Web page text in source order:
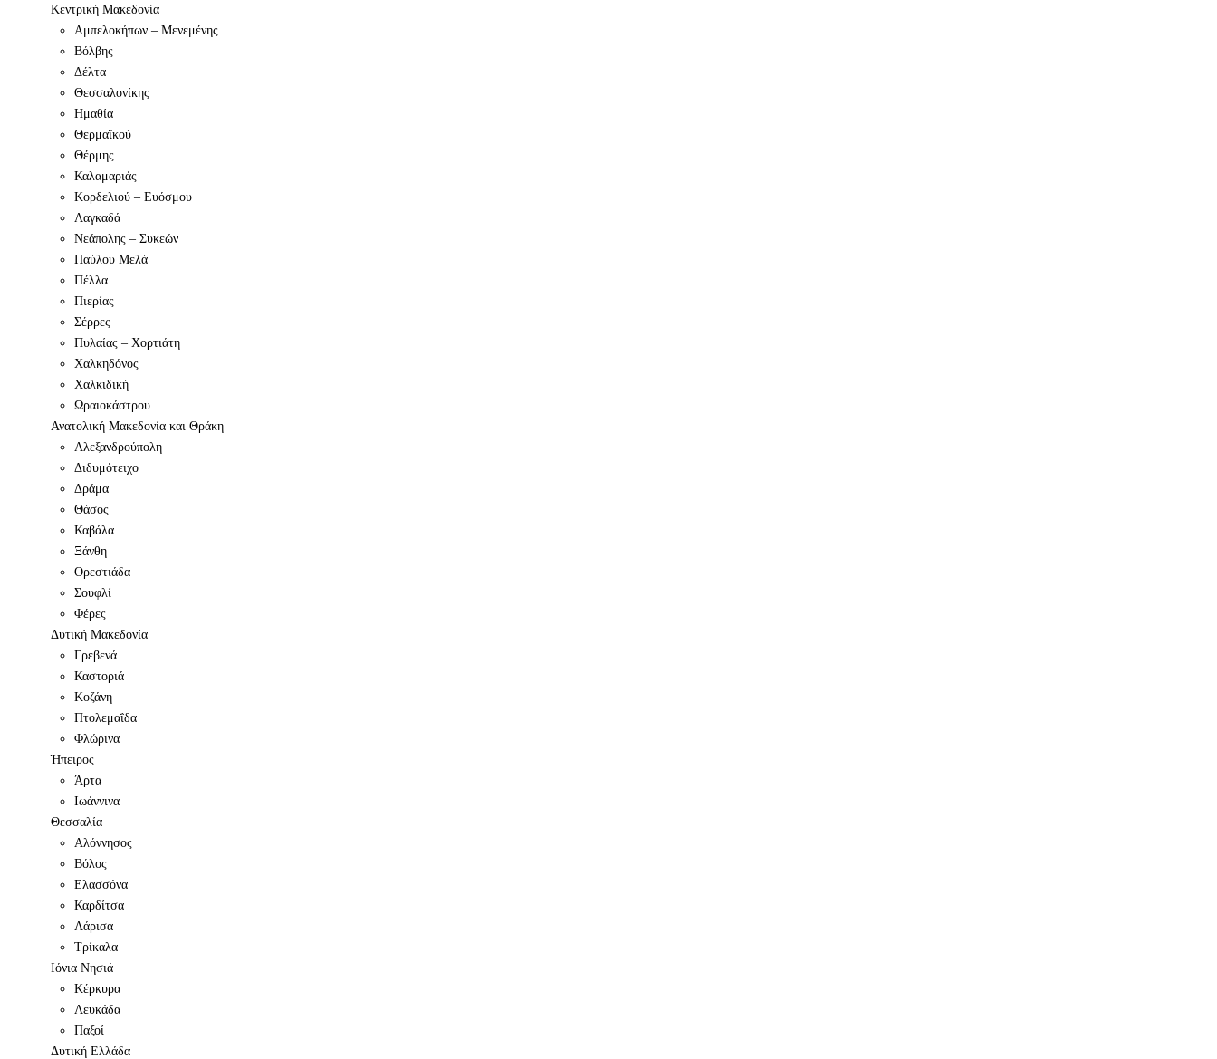
Κεντρική Μακεδονία
Αμπελοκήπων – Μενεμένης
Βόλβης
Δέλτα
Θεσσαλονίκης
Ημαθία
Θερμαϊκού
Θέρμης
Καλαμαριάς
Κορδελιού – Ευόσμου
Λαγκαδά
Νεάπολης – Συκεών
Παύλου Μελά
Πέλλα
Πιερίας
Σέρρες
Πυλαίας – Χορτιάτη
Χαλκηδόνος
Χαλκιδική
Ωραιοκάστρου
Ανατολική Μακεδονία και Θράκη
Αλεξανδρούπολη
Διδυμότειχο
Δράμα
Θάσος
Καβάλα
Ξάνθη
Ορεστιάδα
Σουφλί
Φέρες
Δυτική Μακεδονία
Γρεβενά
Καστοριά
Κοζάνη
Πτολεμαΐδα
Φλώρινα
Ήπειρος
Άρτα
Ιωάννινα
Θεσσαλία
Αλόννησος
Βόλος
Ελασσόνα
Καρδίτσα
Λάρισα
Τρίκαλα
Ιόνια Νησιά
Κέρκυρα
Λευκάδα
Παξοί
Δυτική Ελλάδα